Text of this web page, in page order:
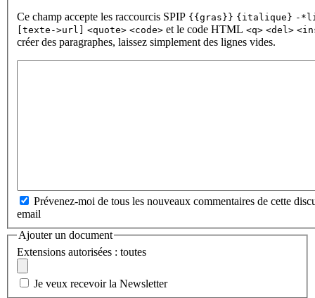
Ce champ accepte les raccourcis SPIP {{gras}} {italique} -
[texte->url]
<quote> <code> et le code HTML <q> <del>
créer des paragraphes, laissez simplement des lignes vides.
Prévenez-moi de tous les nouveaux commentaires de cette
email
Ajouter un document
Extensions autorisées : toutes
Je veux recevoir la Newsletter